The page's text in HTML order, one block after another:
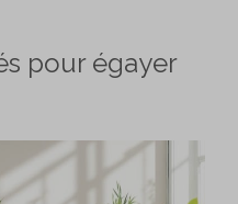
pour égayer